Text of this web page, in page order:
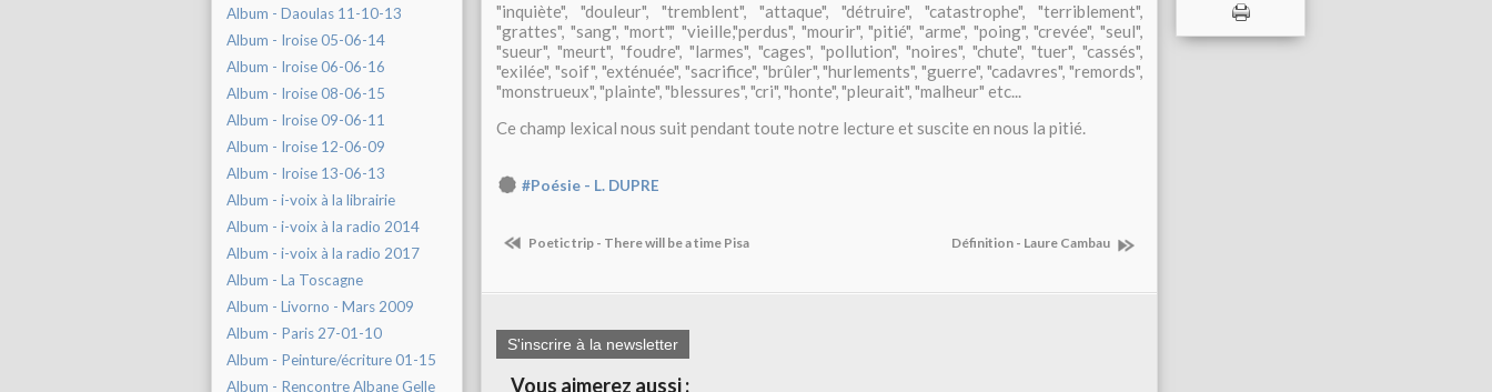
Album - Daoulas 11-10-13
Album - Iroise 05-06-14
Album - Iroise 06-06-16
Album - Iroise 08-06-15
Album - Iroise 09-06-11
Album - Iroise 12-06-09
Album - Iroise 13-06-13
Album - i-voix à la librairie
Album - i-voix à la radio 2014
Album - i-voix à la radio 2017
Album - La Toscagne
Album - Livorno - Mars 2009
Album - Paris 27-01-10
Album - Peinture/écriture 01-15
Album - Rencontre Albane Gelle
"inquiète", "douleur", "tremblent", "attaque", "détruire", "catastrophe", "terriblement",
"grattes", "sang", "mort"," "vieille,"perdus", "mourir", "pitié", "arme", "poing", "crevée", "seul",
"sueur", "meurt", "foudre", "larmes", "cages", "pollution", "noires", "chute", "tuer", "cassés",
"exilée", "soif", "exténuée", "sacrifice", "brûler", "hurlements", "guerre", "cadavres", "remords",
"monstrueux", "plainte", "blessures", "cri", "honte", "pleurait", "malheur" etc...
Ce champ lexical nous suit pendant toute notre lecture et suscite en nous la pitié.
#Poésie - L. DUPRE
Poetic trip - There will be a time Pisa Définition - Laure Cambau
S'inscrire à la newsletter
Vous aimerez aussi :